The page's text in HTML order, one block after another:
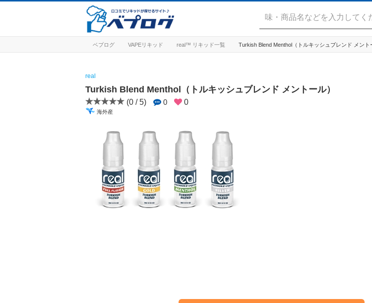
ベプログ VAPEリキッド real™ リキッド一覧 Turkish Blend Menthol（トルキッシュブレンド メント
real
Turkish Blend Menthol（トルキッシュブレンド メントール）
(0 / 5) 0 0
海外産